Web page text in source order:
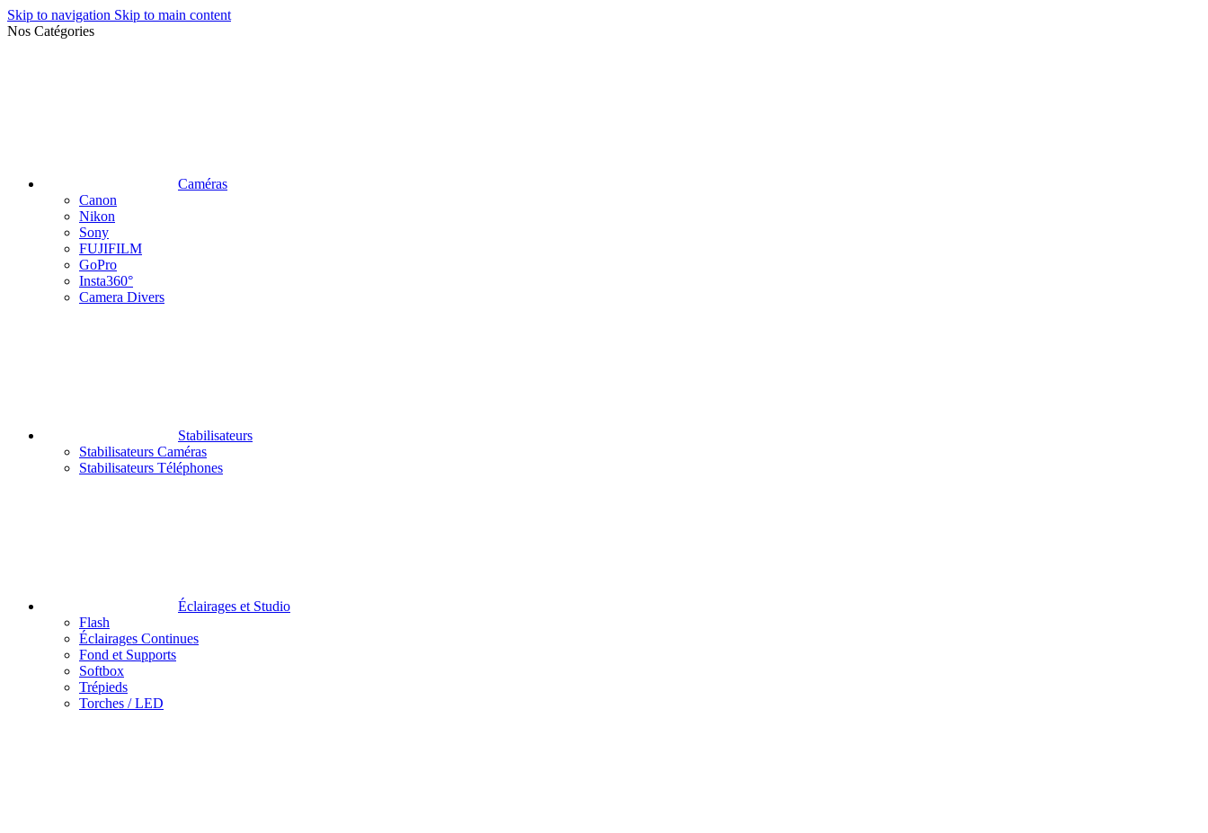
Skip to navigation Skip to main content
Nos Catégories
Caméras
Canon
Nikon
Sony
FUJIFILM
GoPro
Insta360°
Camera Divers
Stabilisateurs
Stabilisateurs Caméras
Stabilisateurs Téléphones
Éclairages et Studio
Flash
Éclairages Continues
Fond et Supports
Softbox
Trépieds
Torches / LED